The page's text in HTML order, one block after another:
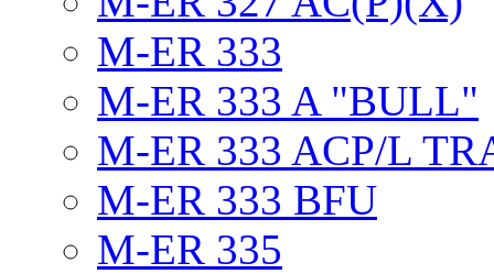
M-ER 333
M-ER 333 A "BULL"
M-ER 333 ACP/L
M-ER 333 BFU
M-ER 335